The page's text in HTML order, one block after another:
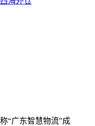
“广东智慧物流”成